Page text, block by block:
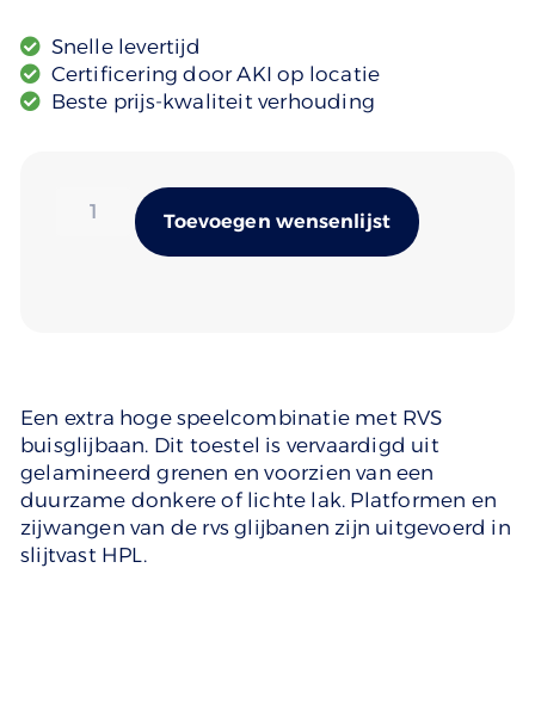
Snelle levertijd
Certificering door AKI op locatie
Beste prijs-kwaliteit verhouding
Toevoegen wensenlijst
Een extra hoge speelcombinatie met RVS
buisglijbaan. Dit toestel is vervaardigd uit
gelamineerd grenen en voorzien van een
duurzame donkere of lichte lak. Platformen en
zijwangen van de rvs glijbanen zijn uitgevoerd in
slijtvast HPL.